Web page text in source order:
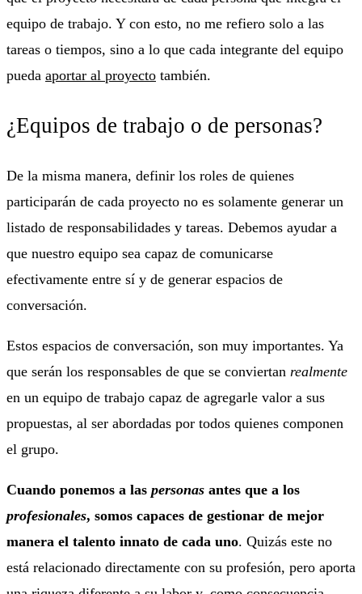
equipo de trabajo. Y con esto, no me refiero solo a las
tareas o tiempos, sino a lo que cada integrante del equipo
pueda aportar al proyecto también.
¿Equipos de trabajo o de personas?
De la misma manera, definir los roles de quienes
participarán de cada proyecto no es solamente generar un
listado de responsabilidades y tareas. Debemos ayudar a
que nuestro equipo sea capaz de comunicarse
efectivamente entre sí y de generar espacios de
conversación.
Estos espacios de conversación, son muy importantes. Ya
que serán los responsables de que se conviertan realmente
en un equipo de trabajo capaz de agregarle valor a sus
propuestas, al ser abordadas por todos quienes componen
el grupo.
Cuando ponemos a las personas antes que a los
profesionales, somos capaces de gestionar de mejor
manera el talento innato de cada uno. Quizás este no
está relacionado directamente con su profesión, pero aporta